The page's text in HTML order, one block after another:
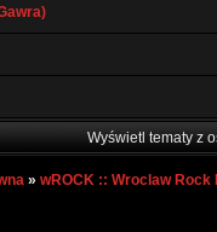
Wyświetl tematy z
» wROCK :: Wroclaw Rock